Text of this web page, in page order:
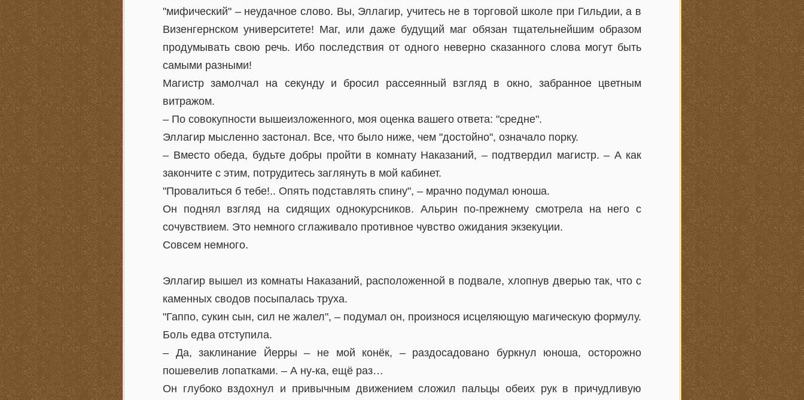
"мифический" – неудачное слово. Вы, Эллагир, учитесь не в торговой школе при Гильдии, а в
Визенгернском университете! Маг, или даже будущий маг обязан тщательнейшим образом
продумывать свою речь. Ибо последствия от одного неверно сказанного слова могут быть
самыми разными!
Магистр замолчал на секунду и бросил рассеянный взгляд в окно, забранное цветным
витражом.
– По совокупности вышеизложенного, моя оценка вашего ответа: "средне".
Эллагир мысленно застонал. Все, что было ниже, чем "достойно", означало порку.
– Вместо обеда, будьте добры пройти в комнату Наказаний, – подтвердил магистр. – А как
закончите с этим, потрудитесь заглянуть в мой кабинет.
"Провалиться б тебе!.. Опять подставлять спину", – мрачно подумал юноша.
Он поднял взгляд на сидящих однокурсников. Альрин по-прежнему смотрела на него с
сочувствием. Это немного сглаживало противное чувство ожидания экзекуции.
Совсем немного.
Эллагир вышел из комнаты Наказаний, расположенной в подвале, хлопнув дверью так, что с
каменных сводов посыпалась труха.
"Гаппо, сукин сын, сил не жалел", – подумал он, произнося исцеляющую магическую формулу.
Боль едва отступила.
– Да, заклинание Йерры – не мой конёк, – раздосадовано буркнул юноша, осторожно
пошевелив лопатками. – А ну-ка, ещё раз…
Он глубоко вздохнул и привычным движением сложил пальцы обеих рук в причудливую